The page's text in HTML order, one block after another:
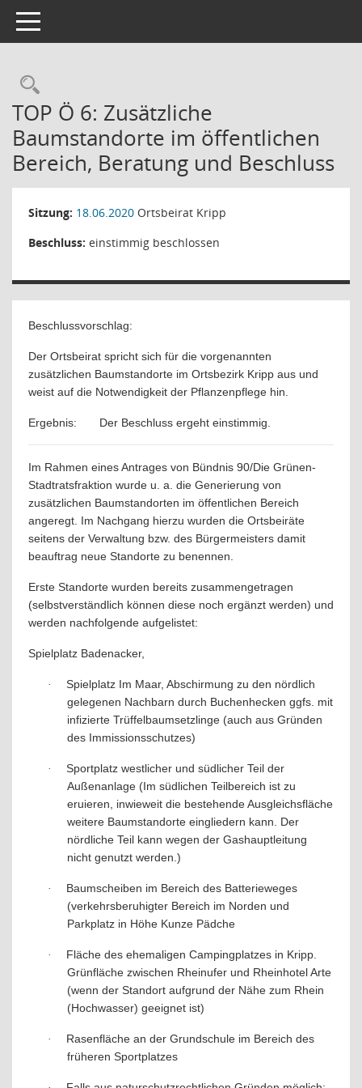
Toggle navigation
Rechercheauswahl
TOP Ö 6: Zusätzliche
Baumstandorte im öffentlichen
Bereich, Beratung und Beschluss
Sitzung: 18.06.2020 Ortsbeirat Kripp
Beschluss: einstimmig beschlossen
Beschlussvorschlag:
Der Ortsbeirat spricht sich für die vorgenannten
zusätzlichen Baumstandorte im Ortsbezirk Kripp aus und
weist auf die Notwendigkeit der Pflanzenpflege hin.
Ergebnis: Der Beschluss ergeht einstimmig.
Im Rahmen eines Antrages von Bündnis 90/Die Grünen-
Stadtratsfraktion wurde u. a. die Generierung von
zusätzlichen Baumstandorten im öffentlichen Bereich
angeregt. Im Nachgang hierzu wurden die Ortsbeiräte
seitens der Verwaltung bzw. des Bürgermeisters damit
beauftrag neue Standorte zu benennen.
Erste Standorte wurden bereits zusammengetragen
(selbstverständlich können diese noch ergänzt werden) und
werden nachfolgende aufgelistet:
Spielplatz Badenacker,
·
Spielplatz Im Maar, Abschirmung zu den nördlich
gelegenen Nachbarn durch Buchenhecken ggfs. mit
infizierte Trüffelbaumsetzlinge (auch aus Gründen
des Immissionsschutzes)
·
Sportplatz westlicher und südlicher Teil der
Außenanlage (Im südlichen Teilbereich ist zu
eruieren, inwieweit die bestehende Ausgleichsfläche
weitere Baumstandorte eingliedern kann. Der
nördliche Teil kann wegen der Gashauptleitung
nicht genutzt werden.)
·
Baumscheiben im Bereich des Batterieweges
(verkehrsberuhigter Bereich im Norden und
Parkplatz in Höhe Kunze Pädche
·
Fläche des ehemaligen Campingplatzes in Kripp.
Grünfläche zwischen Rheinufer und Rheinhotel Arte
(wenn der Standort aufgrund der Nähe zum Rhein
(Hochwasser) geeignet ist)
·
Rasenfläche an der Grundschule im Bereich des
früheren Sportplatzes